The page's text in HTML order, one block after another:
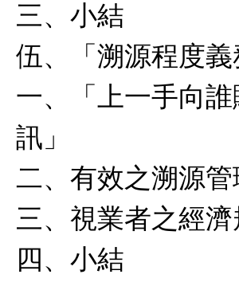
三、小結
伍、「溯源程度
一、「上一手向
訊」
二、有效之溯源管
三、視業者之經
四、小結